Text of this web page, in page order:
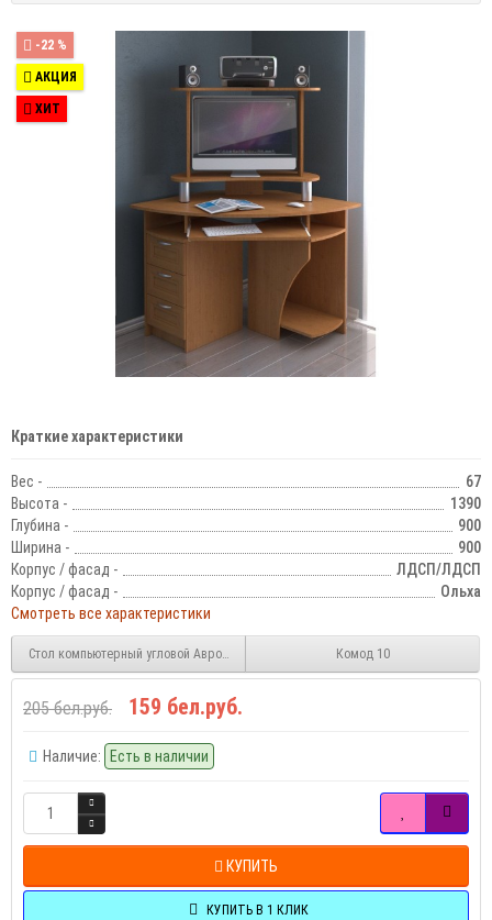
-22 %
АКЦИЯ
ХИТ
Краткие характеристики
Вес -
67
Высота -
1390
Глубина -
900
Ширина -
900
Корпус / фасад -
ЛДСП/ЛДСП
Корпус / фасад -
Ольха
Смотреть все характеристики
Стол компьютерный угловой Аврора Комод 10
205 бел.руб. 159 бел.руб.
Наличие: Есть в наличии
КУПИТЬ
КУПИТЬ В 1 КЛИК